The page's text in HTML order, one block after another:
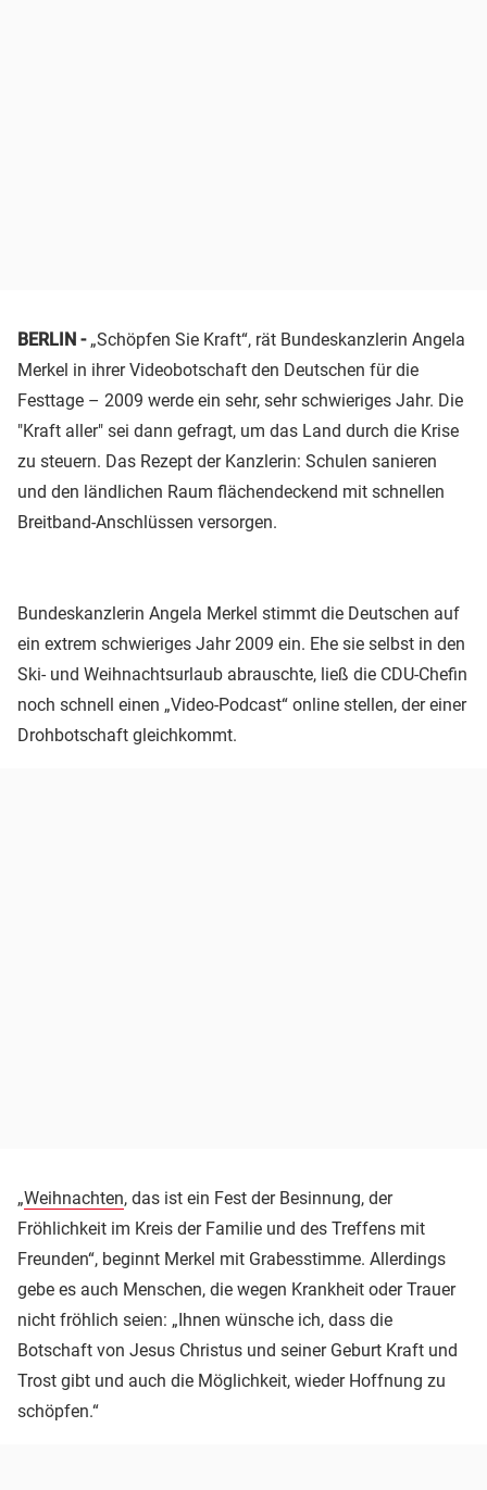
BERLIN -„Schöpfen Sie Kraft“, rät Bundeskanzlerin Angela
Merkel in ihrer Videobotschaft den Deutschen für die
Festtage – 2009 werde ein sehr, sehr schwieriges Jahr. Die
"Kraft aller" sei dann gefragt, um das Land durch die Krise
zu steuern. Das Rezept der Kanzlerin: Schulen sanieren
und den ländlichen Raum flächendeckend mit schnellen
Breitband-Anschlüssen versorgen.
Bundeskanzlerin Angela Merkel stimmt die Deutschen auf
ein extrem schwieriges Jahr 2009 ein. Ehe sie selbst in den
Ski- und Weihnachtsurlaub abrauschte, ließ die CDU-Chefin
noch schnell einen „Video-Podcast“ online stellen, der einer
Drohbotschaft gleichkommt.
„Weihnachten, das ist ein Fest der Besinnung, der
Fröhlichkeit im Kreis der Familie und des Treffens mit
Freunden“, beginnt Merkel mit Grabesstimme. Allerdings
gebe es auch Menschen, die wegen Krankheit oder Trauer
nicht fröhlich seien: „Ihnen wünsche ich, dass die
Botschaft von Jesus Christus und seiner Geburt Kraft und
Trost gibt und auch die Möglichkeit, wieder Hoffnung zu
schöpfen.“